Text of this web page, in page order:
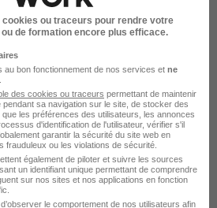
LIP recrutement
- Conseils RH
3 jobs
cookies ou traceurs pour rendre votre
de formation encore plus efficace.
bon fonctionnement de nos services et ne
des cookies ou traceurs permettant de maintenir
sa navigation sur le site, de stocker des
les préférences des utilisateurs, les annonces
d'identification de l'utilisateur, vérifier s'il
garantir la sécurité du site web en
frauduleux ou les violations de sécurité.
également de piloter et suivre les sources
un identifiant unique permettant de comprendre
sur nos sites et nos applications en fonction
le comportement de nos utilisateurs afin